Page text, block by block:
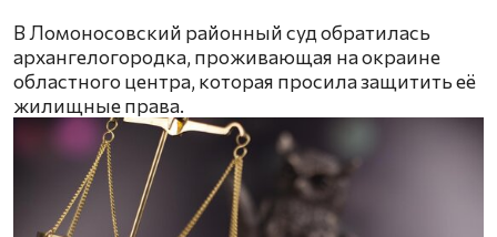
В Ломоносовский районный суд обратилась
архангелогородка, проживающая на окраине
областного центра, которая просила защитить её
жилищные права.